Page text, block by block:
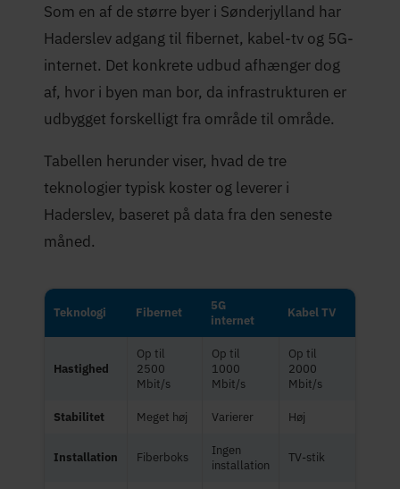
Som en af de større byer i Sønderjylland har
Haderslev adgang til fibernet, kabel-tv og 5G-
internet. Det konkrete udbud afhænger dog
af, hvor i byen man bor, da infrastrukturen er
udbygget forskelligt fra område til område.
Tabellen herunder viser, hvad de tre
teknologier typisk koster og leverer i
Haderslev, baseret på data fra den seneste
måned.
Teknologi Fibernet
5G
internet
Kabel TV
Hastighed
Op til
2500
Mbit/s
Op til
1000
Mbit/s
Op til
2000
Mbit/s
Stabilitet Meget høj Varierer Høj
Installation Fiberboks
Ingen
installation
TV-stik